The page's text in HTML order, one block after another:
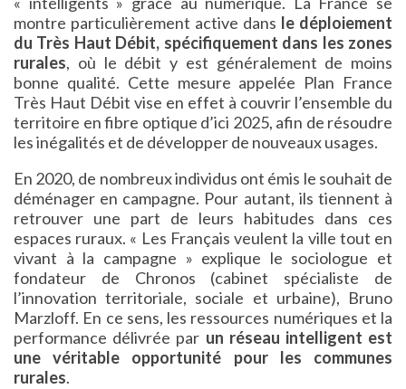
montre particulièrement active dans le déploiement
du Très Haut Débit, spécifiquement dans les zones
rurales, où le débit y est généralement de moins
bonne qualité. Cette mesure appelée Plan France
Très Haut Débit vise en effet à couvrir l’ensemble du
territoire en fibre optique d’ici 2025, afin de résoudre
les inégalités et de développer de nouveaux usages.
En 2020, de nombreux individus ont émis le souhait de
déménager en campagne. Pour autant, ils tiennent à
retrouver une part de leurs habitudes dans ces
espaces ruraux. « Les Français veulent la ville tout en
vivant à la campagne » explique le sociologue et
fondateur de Chronos (cabinet spécialiste de
l’innovation territoriale, sociale et urbaine), Bruno
Marzloff. En ce sens, les ressources numériques et la
performance délivrée par un réseau intelligent est
une véritable opportunité pour les communes
rurales.